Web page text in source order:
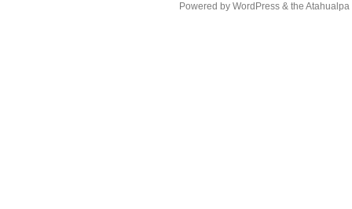
Powered by WordPress& the Atahualpa